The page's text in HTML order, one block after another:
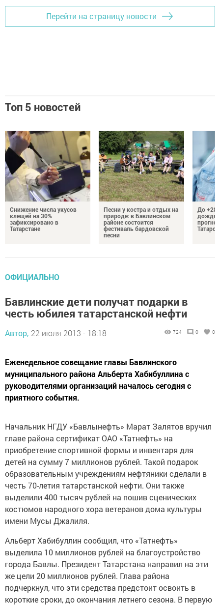
Перейти на страницу новости
Топ 5 новостей
Снижение числа укусов
клещей на 30%
зафиксировано в
Татарстане
Песни у костра и отдых на
природе: в Бавлинском
районе состоится
фестиваль бардовской
песни
До +28
ОФИЦИАЛЬНО
Бавлинские дети получат подарки в
честь юбилея татарстанской нефти
Автор, 22 июля 2013 - 18:18 724 0 0
Еженедельное совещание главы Бавлинского
муниципального района Альберта Хабибуллина с
руководителями организаций началось сегодня с
приятного события.
Начальник НГДУ «Бавлынефть» Марат Залятов вручил
главе района сертификат ОАО «Татнефть» на
приобретение спортивной формы и инвентаря для
детей на сумму 7 миллионов рублей. Такой подарок
образовательным учреждениям нефтяники сделали в
честь 70-летия татарстанской нефти. Они также
выделили 400 тысяч рублей на пошив сценических
костюмов народного хора ветеранов дома культуры
имени Мусы Джалиля.
Альберт Хабибуллин сообщил, что «Татнефть»
выделила 10 миллионов рублей на благоустройство
города Бавлы. Президент Татарстана направил на эти
же цели 20 миллионов рублей. Глава района
подчеркнул, что эти средства предстоит освоить в
короткие сроки, до окончания летнего сезона. В первую